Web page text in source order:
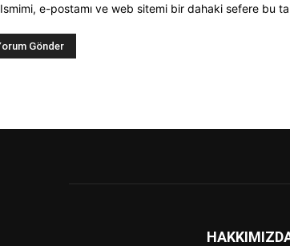
Ismimi, e-postamı ve web sitemi bir dahaki sefere bu